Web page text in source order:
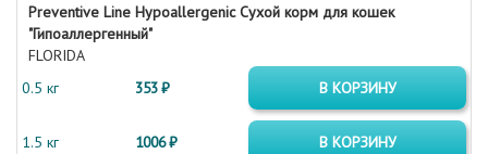
Preventive Line Hypoallergenic Сухой корм для кошек
"Гипоаллергенный"
FLORIDA
0.5 кг
353 ₽ В КОРЗИНУ
1.5 кг 1006 ₽ В КОРЗИНУ